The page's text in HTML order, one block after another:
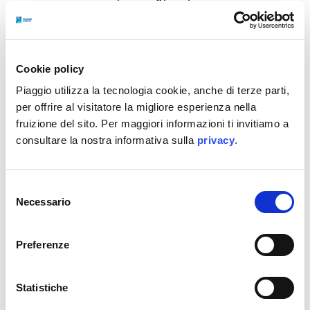
Cookie policy
Piaggio utilizza la tecnologia cookie, anche di terze parti,
per offrire al visitatore la migliore esperienza nella
fruizione del sito. Per maggiori informazioni ti invitiamo a
consultare la nostra informativa sulla privacy.
delNecessario
Preferenze
Statistiche
Il progetto espositivo si sviluppa negli spazi del
l’architettura storica del palazzo, creando un
equilibrio tra tradizione e sperimentazione. Le
opere in mostra restituiscono visioni ironiche,
poetiche e critiche, mettendo in luce il ruolo della
Vespa come simbolo universale e senza tempo.